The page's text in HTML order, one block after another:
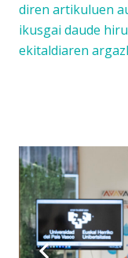
diren artikuluen
ikusgai daude
ekitaldiaren